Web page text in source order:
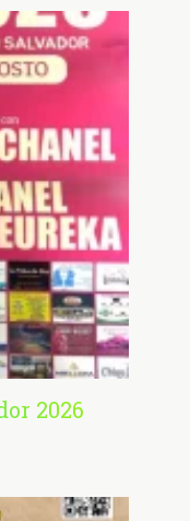
2026